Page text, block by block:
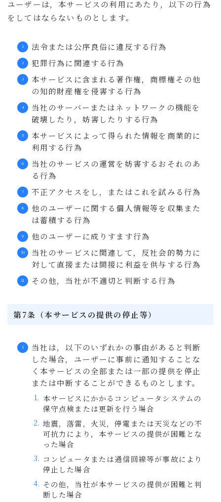
ユーザーは，本サービスの利用にあたり，以下の行為
をしてはならないものとします。
法令または公序良俗に違反する行為
犯罪行為に関連する行為
本サービスに含まれる著作権，商標権その他
の知的財産権を侵害する行為
当社のサーバーまたはネットワークの機能を
破壊したり，妨害したりする行為
本サービスによって得られた情報を商業的に
利用する行為
当社のサービスの運営を妨害するおそれのあ
る行為
不正アクセスをし，またはこれを試みる行為
他のユーザーに関する個人情報等を収集また
は蓄積する行為
他のユーザーに成りすます行為
当社のサービスに関連して，反社会的勢力に
対して直接または間接に利益を供与する行為
その他，当社が不適切と判断する行為
第7条（本サービスの提供の停止等）
当社は，以下のいずれかの事由があると判断
した場合，ユーザーに事前に通知することな
く本サービスの全部または一部の提供を停止
または中断することができるものとします。
本サービスにかかるコンピュータシステムの
保守点検または更新を行う場合
地震，落雷，火災，停電または天災などの不
可抗力により，本サービスの提供が困難とな
った場合
コンピュータまたは通信回線等が事故により
停止した場合
その他，当社が本サービスの提供が困難と判
断した場合